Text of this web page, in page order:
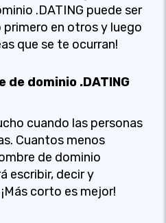
.DATING puede ser
primero en otros y luego
que se te ocurran!
de dominio .DATING
cuando las personas
Cuantos menos
de dominio
escribir, decir y
corto es mejor!